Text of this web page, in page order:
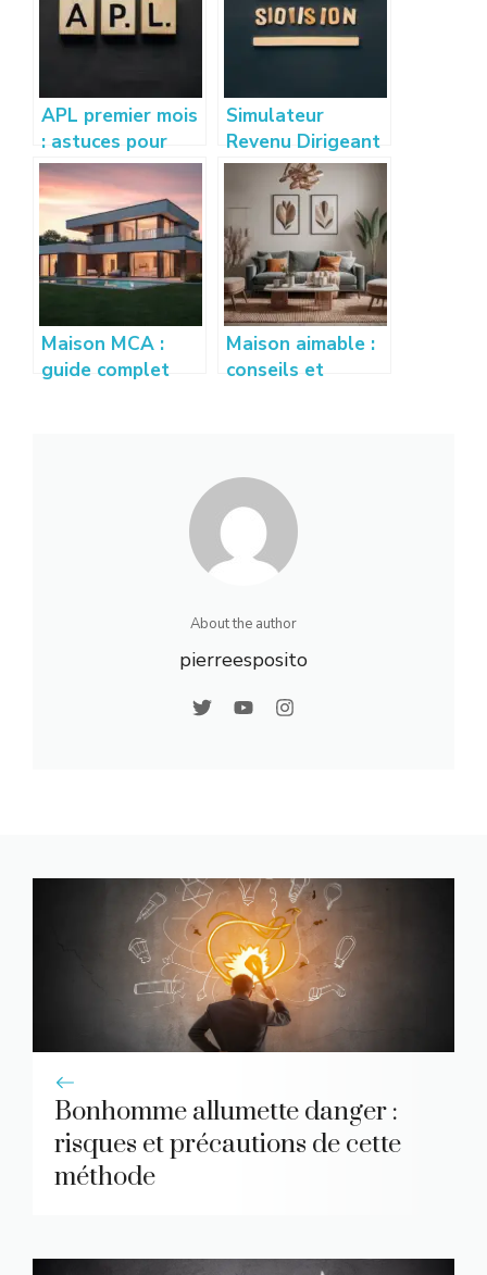
APL premier mois
: astuces pour
bien calculer et
optimiser vos
droits
Simulateur
Revenu Dirigeant
: Estimez vos
gains sur
creation-
entreprise-
france.com
Maison MCA :
guide complet
Maison aimable :
conseils et
About the author
pierreesposito
Bonhomme allumette danger :
risques et précautions de cette
méthode